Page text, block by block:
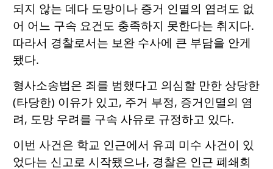
되지 않는 데다 도망이나 증거 인멸의 염려도 없
어 어느 구속 요건도 충족하지 못한다는 취지다.
따라서 경찰로서는 보완 수사에 큰 부담을 안게
됐다.
형사소송법은 죄를 범했다고 의심할 만한 상당한
(타당한) 이유가 있고, 주거 부정, 증거인멸의 염
려, 도망 우려를 구속 사유로 규정하고 있다.
이번 사건은 학교 인근에서 유괴 미수 사건이 있
었다는 신고로 시작됐으나, 경찰은 인근 폐쇄회